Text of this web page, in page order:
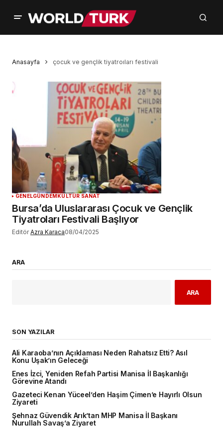
Anasayfa çocuk ve gençlik tiyatroıları festivali
GENELGÜNDEMKÜLTÜR SANAT
Bursa’da Uluslararası Çocuk ve Gençlik
Tiyatroları Festivali Başlıyor
Editör Azra Karaca08/04/2025
ARA
ARA
SON YAZILAR
Ali Karaoba’nın Açıklaması Neden Rahatsız Etti? Asıl
Konu Uşak’ın Geleceği
Enes İzci, Yeniden Refah Partisi Manisa İl Başkanlığı
Görevine Atandı
Gazeteci Kenan Yüceel’den Haşim Çimen’e Hayırlı Olsun
Ziyareti
Şehnaz Güvendik Arık’tan MHP Manisa İl Başkanı
Nurullah Savaş’a Ziyaret